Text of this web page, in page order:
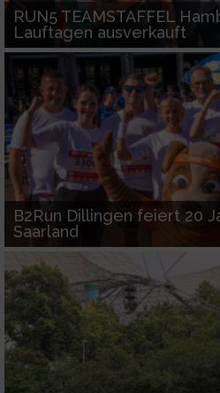
RUN5 TEAMSTAFFEL
Lauftagen ausverkauft
B2Run Dillingen feiert 20
Saarland